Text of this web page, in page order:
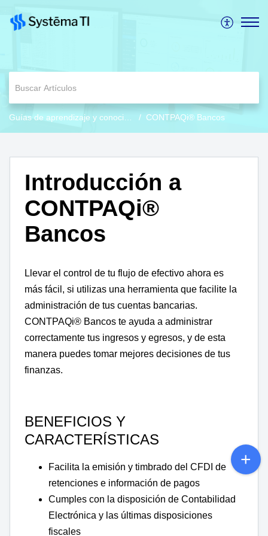
Guías de aprendizaje y conocimiento CONTPAQi® Bancos
Introducción a
CONTPAQi®
Bancos
Llevar el control de tu flujo de efectivo ahora es
más fácil, si utilizas una herramienta que facilite la
administración de tus cuentas bancarias.
CONTPAQi® Bancos te ayuda a administrar
correctamente tus ingresos y egresos, y de esta
manera puedes tomar mejores decisiones de tus
finanzas.
BENEFICIOS Y
CARACTERÍSTICAS
Facilita la emisión y timbrado del CFDI de
retenciones e información de pagos
Cumples con la disposición de Contabilidad
Electrónica y las últimas disposiciones
fiscales